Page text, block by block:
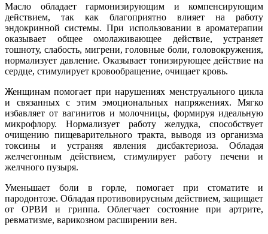
Масло обладает гармонизирующим и компенсирующим
действием, так как благоприятно влияет на работу
эндокринной системы. При использовании в ароматерапии
оказывает общее омолаживающее действие, устраняет
тошноту, слабость, мигрени, головные боли, головокружения,
нормализует давление. Оказывает тонизирующее действие на
сердце, стимулирует кровообращение, очищает кровь.
Женщинам помогает при нарушениях менструального цикла
и связанных с этим эмоциональных напряжениях. Мягко
избавляет от вагинитов и молочницы, формируя идеальную
микрофлору. Нормализует работу желудка, способствует
очищению пищеварительного тракта, выводя из организма
токсины и устраняя явления дисбактериоза. Обладая
желчегонным действием, стимулирует работу печени и
желчного пузыря.
Уменьшает боли в горле, помогает при стоматите и
пародонтозе. Обладая противовирусным действием, защищает
от ОРВИ и гриппа. Облегчает состояние при артрите,
ревматизме, варикозном расширении вен.